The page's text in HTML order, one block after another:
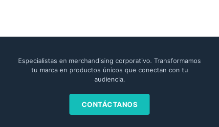
Especialistas en merchandising corporativo. Transformamos
tu marca en productos únicos que conectan con tu
audiencia.
CONTÁCTANOS